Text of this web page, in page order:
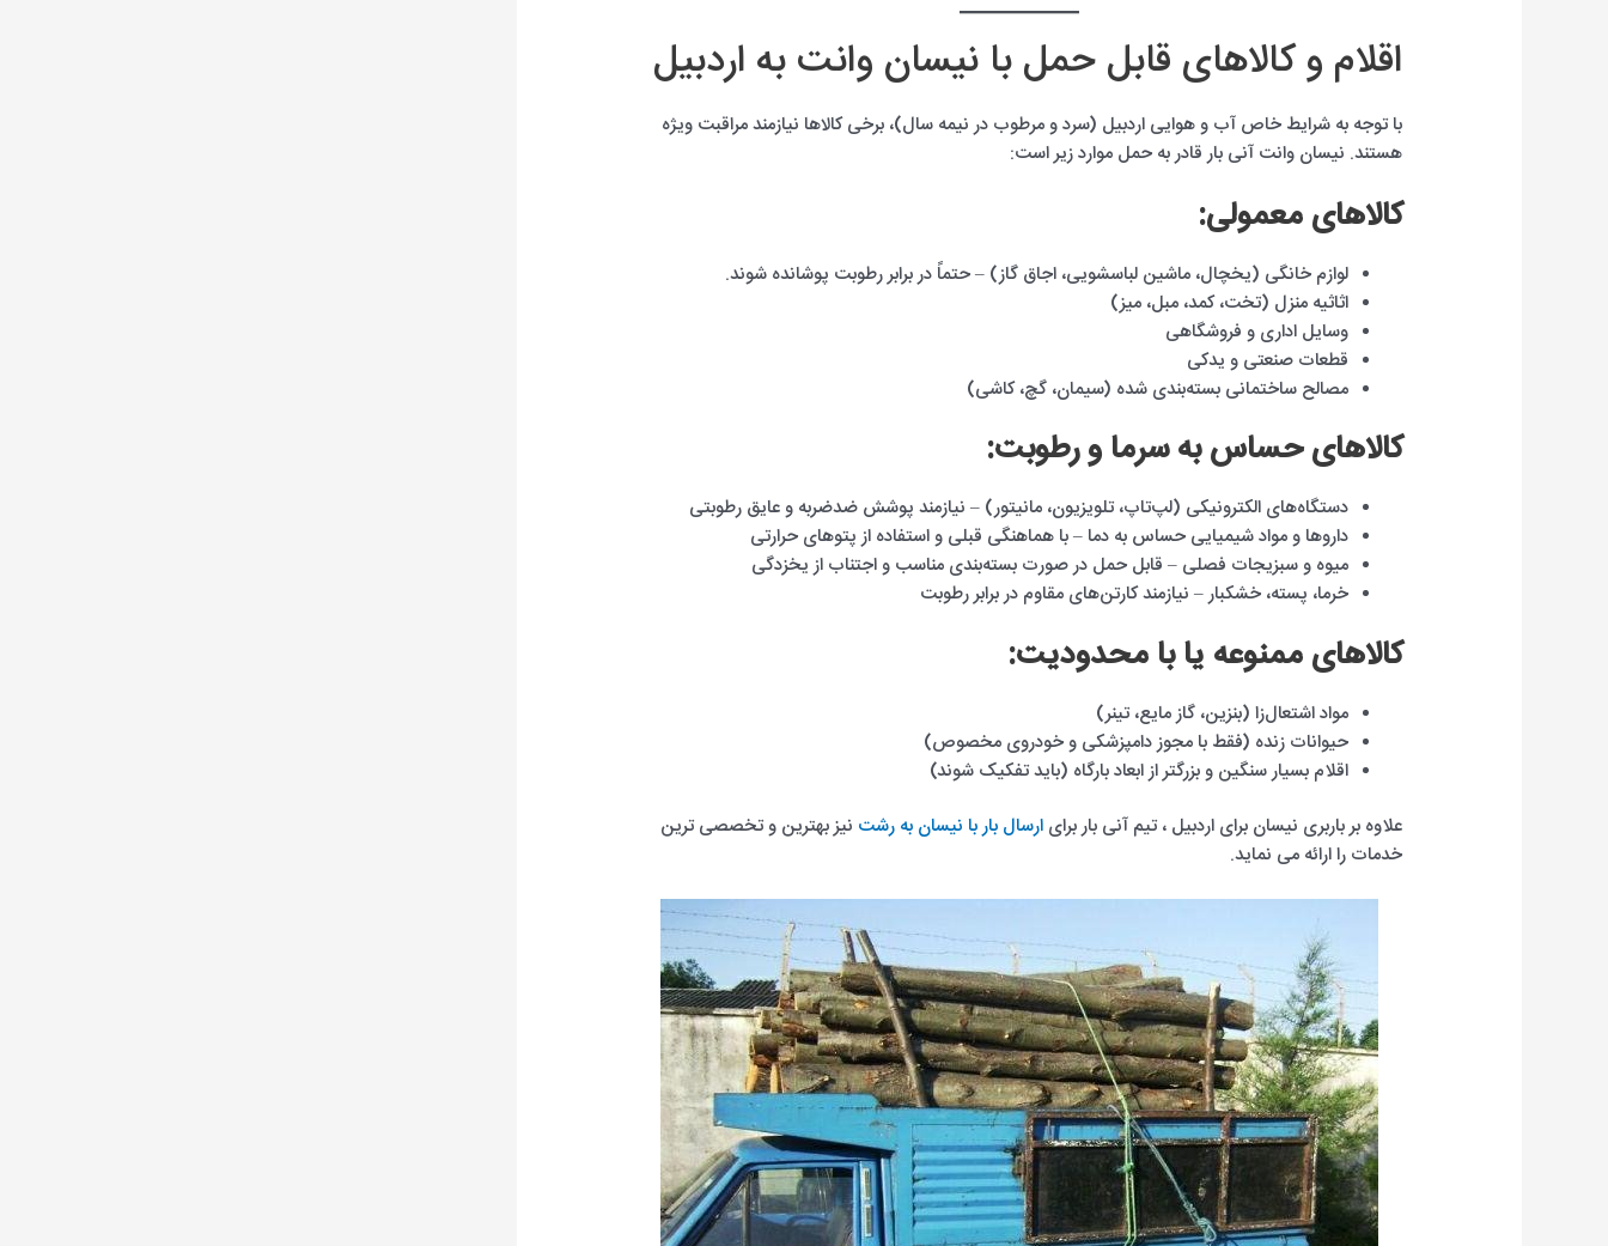
اقلام و کالاهای قابل حمل با نیسان وانت به اردبیل
با توجه به شرایط خاص آب و هوایی اردبیل (سرد و مرطوب در نیمه سال)، برخی کالاها نیازمند مراقبت ویژه
هستند. نیسان وانت آنی بار قادر به حمل موارد زیر است:
کالاهای معمولی:
لوازم خانگی (یخچال، ماشین لباسشویی، اجاق گاز) – حتماً در برابر رطوبت پوشانده شوند.
اثاثیه منزل (تخت، کمد، مبل، میز)
وسایل اداری و فروشگاهی
قطعات صنعتی و یدکی
مصالح ساختمانی بسته‌بندی شده (سیمان، گچ، کاشی)
کالاهای حساس به سرما و رطوبت:
دستگاه‌های الکترونیکی (لپ‌تاپ، تلویزیون، مانیتور) – نیازمند پوشش ضدضربه و عایق رطوبتی
داروها و مواد شیمیایی حساس به دما – با هماهنگی قبلی و استفاده از پتوهای حرارتی
میوه و سبزیجات فصلی – قابل حمل در صورت بسته‌بندی مناسب و اجتناب از یخزدگی
خرما، پسته، خشکبار – نیازمند کارتن‌های مقاوم در برابر رطوبت
کالاهای ممنوعه یا با محدودیت:
مواد اشتعال‌زا (بنزین، گاز مایع، تینر)
حیوانات زنده (فقط با مجوز دامپزشکی و خودروی مخصوص)
اقلام بسیار سنگین و بزرگتر از ابعاد بارگاه (باید تفکیک شوند)
علاوه بر باربری نیسان برای اردبیل ، تیم آنی بار برایارسال بار با نیسان به رشت نیز بهترین و تخصصی ترین
خدمات را ارائه می نماید.